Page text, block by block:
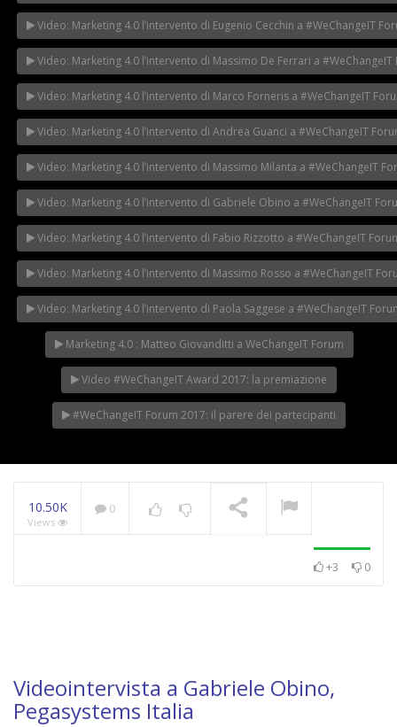
Video: Marketing 4.0 l’intervento di Eugenio Cecchin a #WeChangeIT
Video: Marketing 4.0 l’intervento di Massimo De Ferrari a #WeChangeIT
Video: Marketing 4.0 l’intervento di Marco Forneris a #WeChangeIT
Video: Marketing 4.0 l’intervento di Andrea Guanci a #WeChangeIT
Video: Marketing 4.0 l’intervento di Massimo Milanta a #WeChangeIT
Video: Marketing 4.0 l’intervento di Gabriele Obino a #WeChangeIT
Video: Marketing 4.0 l’intervento di Fabio Rizzotto a #WeChangeIT
Video: Marketing 4.0 l’intervento di Massimo Rosso a #WeChangeIT
Video: Marketing 4.0 l’intervento di Paola Saggese a #WeChangeIT
Marketing 4.0 : Matteo Giovanditti a WeChangeIT Forum
Video #WeChangeIT Award 2017: la premiazione
#WeChangeIT Forum 2017: il parere dei partecipanti
10.50K
Views
0
+3 0
Videointervista a Gabriele Obino,
Pegasystems Italia